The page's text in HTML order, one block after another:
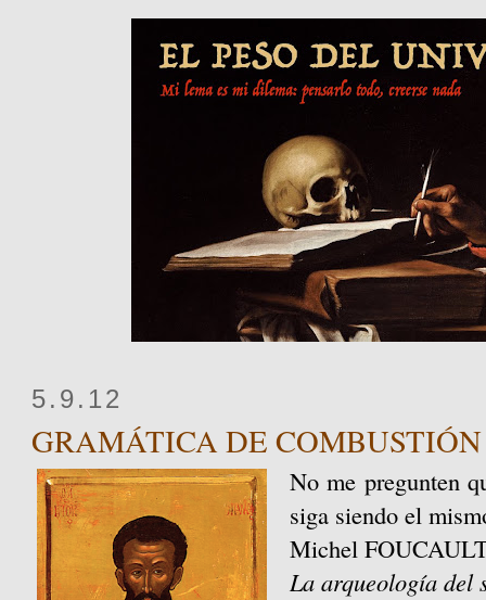
5.9.12
GRAMÁTICA DE
No me pregunten
siga siendo el
Michel
La arqueología del